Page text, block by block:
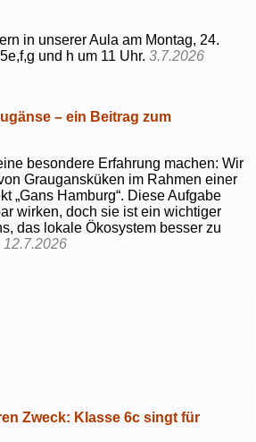
in unserer Aula am Montag, 24.
und h um 11 Uhr.3.7.2026
– ein Beitrag zum
besondere Erfahrung machen: Wir
Graugansküken im Rahmen einer
„Gans Hamburg“. Diese Aufgabe
wirken, doch sie ist ein wichtiger
das lokale Ökosystem besser zu
12.7.2026
Zweck: Klasse 6c singt für